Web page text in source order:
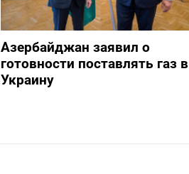
Азербайджан заявил о
готовности поставлять газ в
Украину